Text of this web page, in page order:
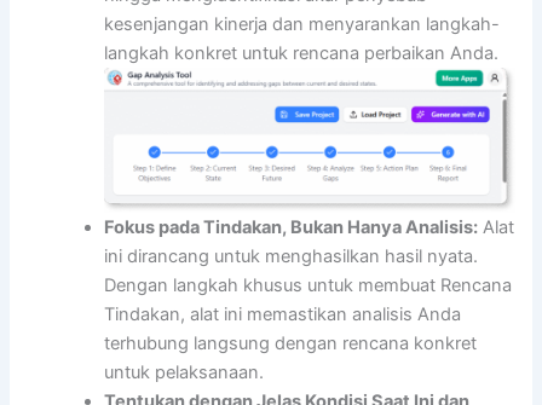
kesenjangan kinerja dan menyarankan langkah-
langkah konkret untuk rencana perbaikan Anda.
Fokus pada Tindakan, Bukan Hanya Analisis: Alat
ini dirancang untuk menghasilkan hasil nyata.
Dengan langkah khusus untuk membuat Rencana
Tindakan, alat ini memastikan analisis Anda
terhubung langsung dengan rencana konkret
untuk pelaksanaan.